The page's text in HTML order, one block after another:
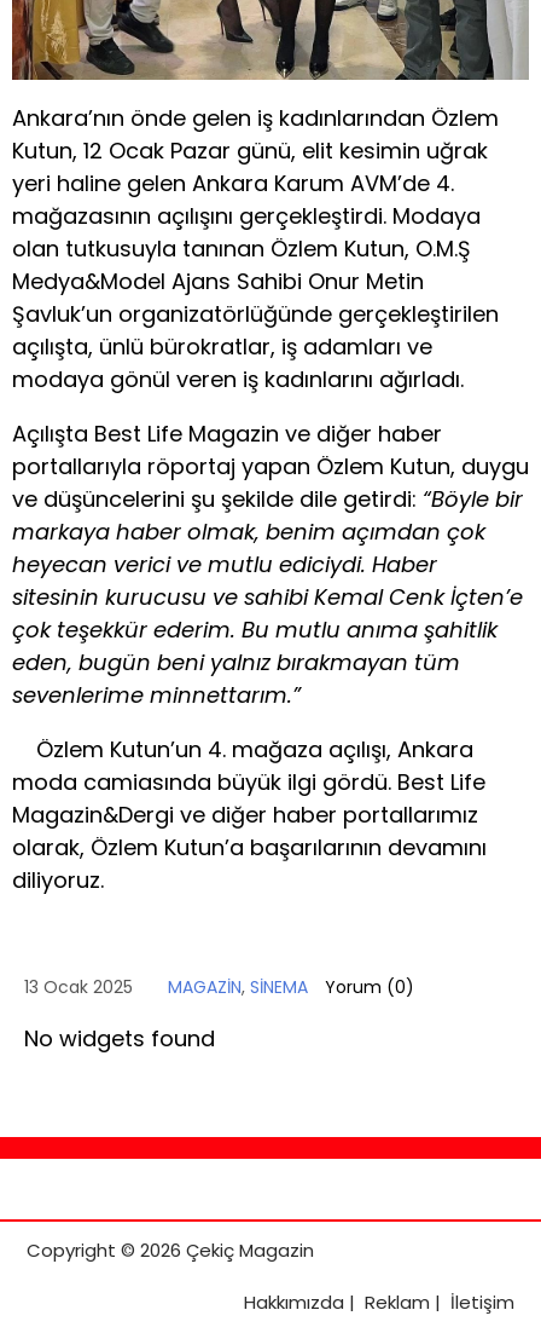
Ankara’nın önde gelen iş kadınlarından Özlem
Kutun, 12 Ocak Pazar günü, elit kesimin uğrak
yeri haline gelen Ankara Karum AVM’de 4.
mağazasının açılışını gerçekleştirdi. Modaya
olan tutkusuyla tanınan Özlem Kutun, O.M.Ş
Medya&Model Ajans Sahibi Onur Metin
Şavluk’un organizatörlüğünde gerçekleştirilen
açılışta, ünlü bürokratlar, iş adamları ve
modaya gönül veren iş kadınlarını ağırladı.
Açılışta Best Life Magazin ve diğer haber
portallarıyla röportaj yapan Özlem Kutun, duygu
ve düşüncelerini şu şekilde dile getirdi: “Böyle bir
markaya haber olmak, benim açımdan çok
heyecan verici ve mutlu ediciydi. Haber
sitesinin kurucusu ve sahibi Kemal Cenk İçten’e
çok teşekkür ederim. Bu mutlu anıma şahitlik
eden, bugün beni yalnız bırakmayan tüm
sevenlerime minnettarım.”
Özlem Kutun’un 4. mağaza açılışı, Ankara
moda camiasında büyük ilgi gördü. Best Life
Magazin&Dergi ve diğer haber portallarımız
olarak, Özlem Kutun’a başarılarının devamını
diliyoruz.
13 Ocak 2025 MAGAZİN, SİNEMA Yorum (0)
No widgets found
Copyright © 2026 Çekiç Magazin
Hakkımızda | Reklam | İletişim